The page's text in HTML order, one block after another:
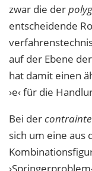
zwar die der
entscheidende
auf der Ebene
hat damit einen
›e‹ für die
Bei der
sich um eine aus